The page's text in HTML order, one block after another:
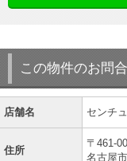
この物件のお問
店舗名 センチ
住所
〒461-
名古屋